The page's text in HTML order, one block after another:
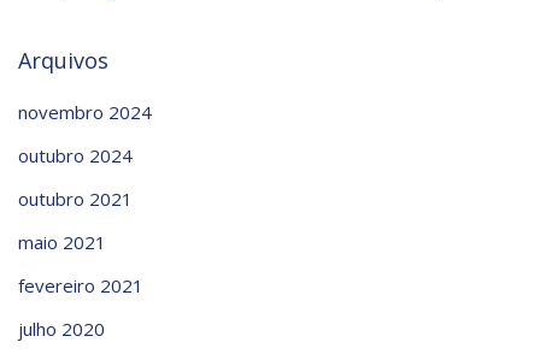
Arquivos
novembro 2024
outubro 2024
outubro 2021
maio 2021
fevereiro 2021
julho 2020